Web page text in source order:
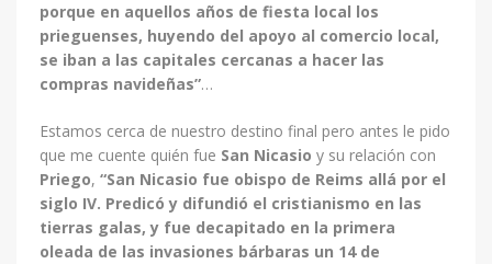
porque en aquellos años de fiesta local los
prieguenses, huyendo del apoyo al comercio local,
se iban a las capitales cercanas a hacer las
compras navideñas”…
Estamos cerca de nuestro destino final pero antes le pido
que me cuente quién fue San Nicasio y su relación con
Priego, “San Nicasio fue obispo de Reims allá por el
siglo IV. Predicó y difundió el cristianismo en las
tierras galas, y fue decapitado en la primera
oleada de las invasiones bárbaras un 14 de